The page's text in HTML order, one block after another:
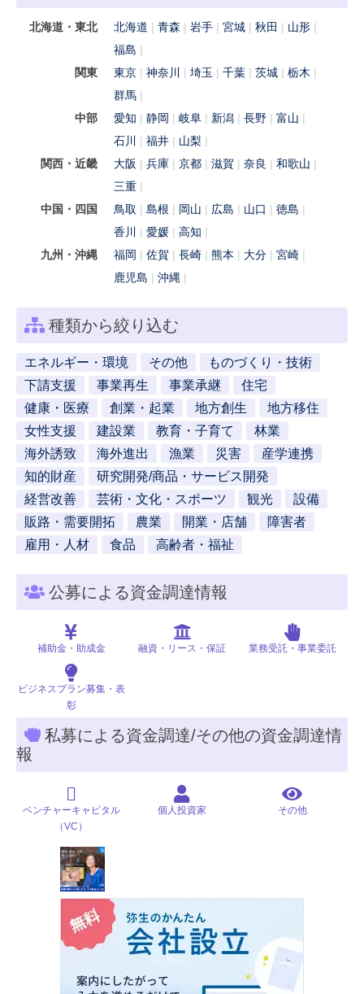
北海道・東北 北海道 青森 岩手 宮城 秋田
山形
福島
関東
東京 神奈川 埼玉 千葉 茨城
栃木
群馬
中部
愛知 静岡 岐阜 新潟 長野
富山
石川
福井
山梨
関西・近畿
大阪 兵庫 京都 滋賀 奈良
和歌山
三重
中国・四国
鳥取 島根 岡山 広島 山口
徳島
香川
愛媛
高知
九州・沖縄
福岡 佐賀 長崎 熊本 大分
宮崎
鹿児島
沖縄
種類から絞り込む
エネルギー・環境 その他
ものづくり・技術
下請支援
事業再生 事業承継
住宅
健康・医療
創業・起業 地方創生
地方移住
女性支援
建設業 教育・子育て
林業
海外誘致
海外進出 漁業 災害
産学連携
知的財産
研究開発/商品・サービス開発
経営改善
芸術・文化・スポーツ 観光
設備
販路・需要開拓
農業 開業・店舗
障害者
雇用・人材
食品 高齢者・福祉
公募による資金調達情報
補助金・助成金 融資・リース・保証 業務受託・事業委託
ビジネスプラン募集・表
彰
私募による資金調達/その他の資金調達情
報
ベンチャーキャピタル
（VC）
個人投資家 その他